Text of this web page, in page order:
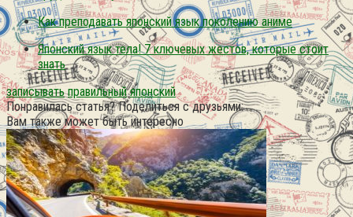
Как преподавать японский язык поколению аниме
Японский язык тела! 7 ключевых жестов, которые стоит
знать
записывать правильный японский
Понравилась статья? Поделиться с друзьями:
Вам также может быть интересно